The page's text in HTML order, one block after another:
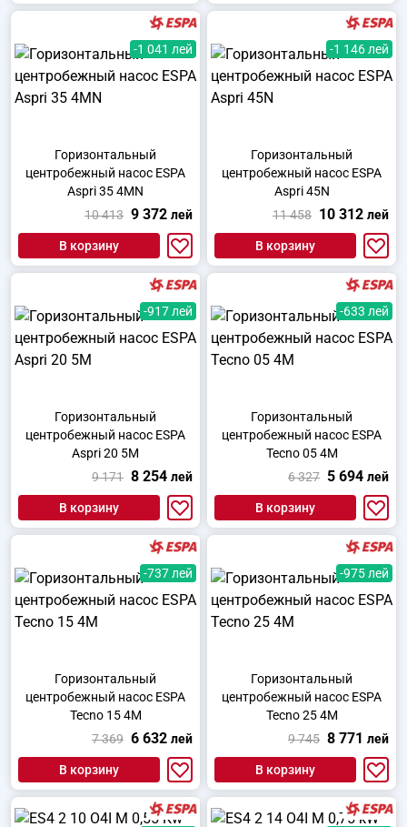
-1 041 лей
Горизонтальный
центробежный насос ESPA
Aspri 35 4MN
10 413 9 372 лей
В корзину
-1 146 лей
Горизонтальный
центробежный насос ESPA
Aspri 45N
11 458 10 312 лей
В корзину
-917 лей
Горизонтальный
центробежный насос ESPA
Aspri 20 5M
9 171 8 254 лей
В корзину
-633 лей
Горизонтальный
центробежный насос ESPA
Tecno 05 4M
6 327 5 694 лей
В корзину
-737 лей
Горизонтальный
центробежный насос ESPA
Tecno 15 4M
7 369 6 632 лей
В корзину
-975 лей
Горизонтальный
центробежный насос ESPA
Tecno 25 4M
9 745 8 771 лей
В корзину